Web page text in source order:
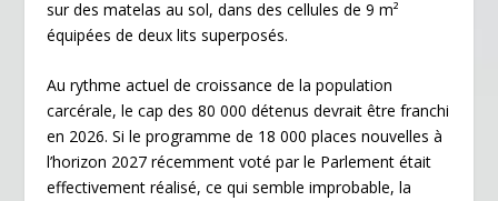
y
sur des matelas au sol, dans des cellules de 9 m²
équipées de deux lits superposés.
Au rythme actuel de croissance de la population
carcérale, le cap des 80 000 détenus devrait être franchi
en 2026. Si le programme de 18 000 places nouvelles à
l’horizon 2027 récemment voté par le Parlement était
effectivement réalisé, ce qui semble improbable, la